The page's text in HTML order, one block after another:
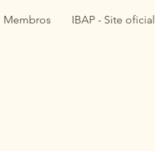
Membros IBAP - Site oficial